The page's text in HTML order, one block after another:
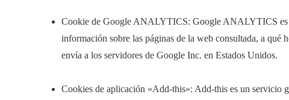
Cookie de Google ANALYTICS: Google ANALYTICS es
información sobre las páginas de la web consultada, a qué
envía a los servidores de Google Inc. en Estados Unidos.
Cookies de aplicación «Add-this»: Add-this es un servicio